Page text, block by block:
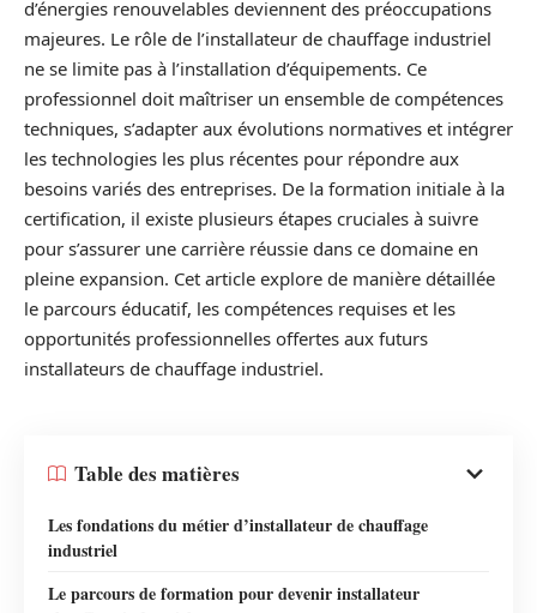
d’énergies renouvelables deviennent des préoccupations
majeures. Le rôle de l’installateur de chauffage industriel
ne se limite pas à l’installation d’équipements. Ce
professionnel doit maîtriser un ensemble de compétences
techniques, s’adapter aux évolutions normatives et intégrer
les technologies les plus récentes pour répondre aux
besoins variés des entreprises. De la formation initiale à la
certification, il existe plusieurs étapes cruciales à suivre
pour s’assurer une carrière réussie dans ce domaine en
pleine expansion. Cet article explore de manière détaillée
le parcours éducatif, les compétences requises et les
opportunités professionnelles offertes aux futurs
installateurs de chauffage industriel.
Table des matières
Les fondations du métier d’installateur de chauffage
industriel
Le parcours de formation pour devenir installateur